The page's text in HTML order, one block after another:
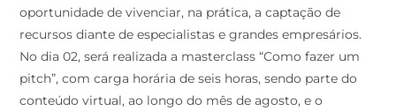
oportunidade de vivenciar, na prática, a captação de
recursos diante de especialistas e grandes empresários.
No dia 02, será realizada a masterclass “Como fazer um
pitch”, com carga horária de seis horas, sendo parte do
conteúdo virtual, ao longo do mês de agosto, e o